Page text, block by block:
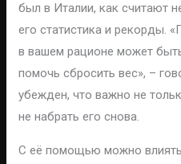
был в Италии, как считают
его статистика и рекорды.
в вашем рационе может
помочь сбросить вес», –
убежден, что важно не
не набрать его снова.
С её помощью можно